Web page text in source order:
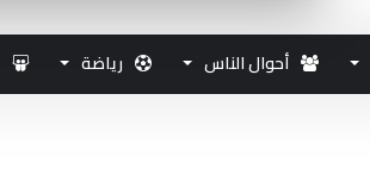
أحوال الناس رياضة